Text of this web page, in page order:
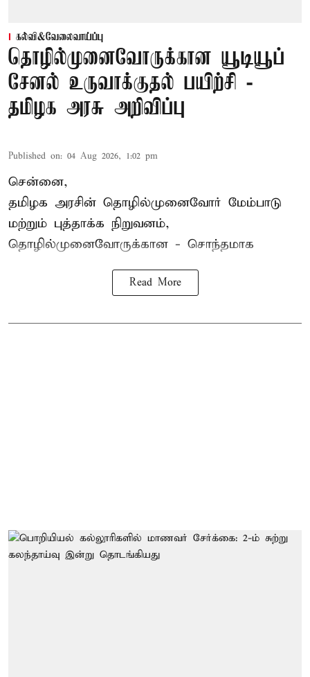
கல்வி&வேலைவாய்ப்பு
தொழில்முனைவோருக்கான யூடியூப்
சேனல் உருவாக்குதல் பயிற்சி -
தமிழக அரசு அறிவிப்பு
Published on: 04 Aug 2026, 1:02 pm
சென்னை,
தமிழக அரசின் தொழில்முனைவோர் மேம்பாடு
மற்றும் புத்தாக்க நிறுவனம்,
தொழில்முனைவோருக்கான - சொந்தமாக
Read More